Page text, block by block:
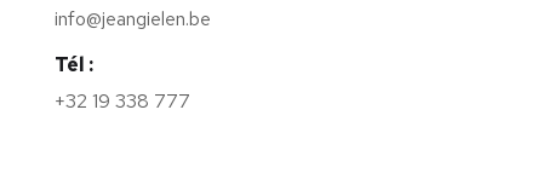
info@jeangielen.be
Tél :
+32 19 338 777